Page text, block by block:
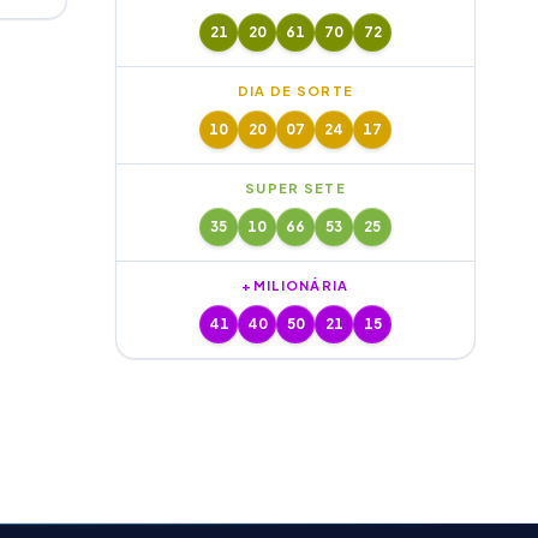
21 20 61 70 72
DIA DE SORTE
10 20 07 24 17
SUPER SETE
35 10 66 53 25
+MILIONÁRIA
41 40 50 21 15